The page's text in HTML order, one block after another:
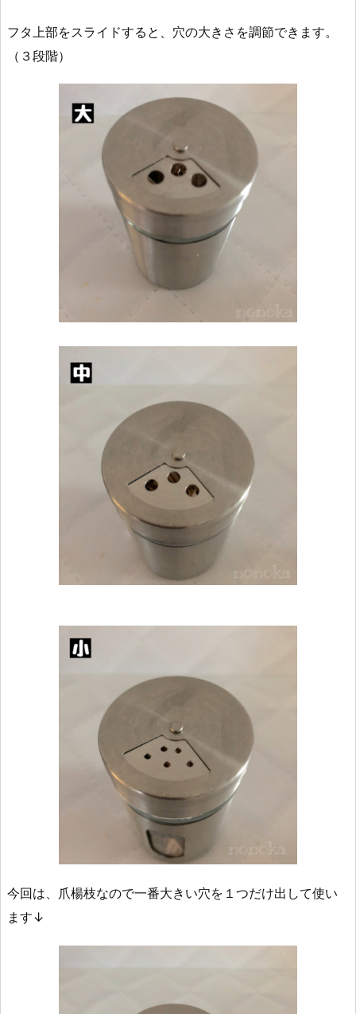
フタ上部をスライドすると、穴の大きさを調節できます。
（３段階）
今回は、爪楊枝なので一番大きい穴を１つだけ出して使い
ます↓